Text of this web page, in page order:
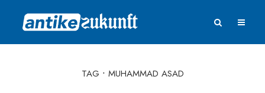
TAG MUHAMMAD ASAD